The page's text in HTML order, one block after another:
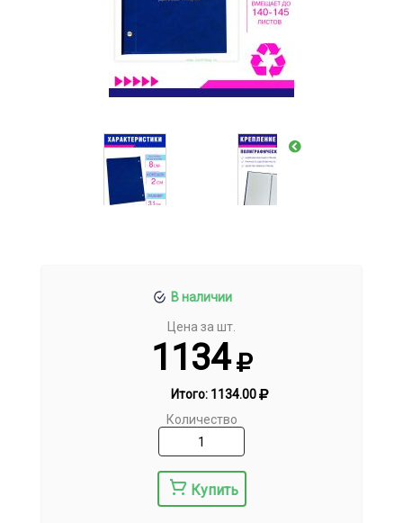
В наличии
Цена за шт.
1134
Итого: 1134.00
Количество
Купить